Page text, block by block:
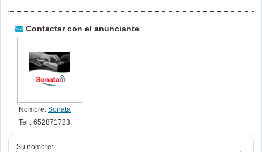
Contactar con el anunciante
Nombre: Sonata
Tel.: 652871723
Su nombre: